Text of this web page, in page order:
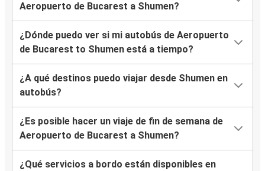
Aeropuerto de Bucarest a Shumen?
¿Dónde puedo ver si mi autobús de Aeropuerto
de Bucarest to Shumen está a tiempo?
¿A qué destinos puedo viajar desde Shumen en
autobús?
¿Es posible hacer un viaje de fin de semana de
Aeropuerto de Bucarest a Shumen?
¿Qué servicios a bordo están disponibles en